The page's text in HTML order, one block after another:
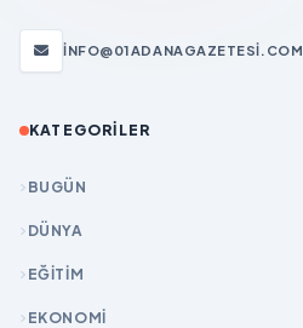
INFO@01ADANAGAZETESI.COM
KATEGORILER
BUGÜN
DÜNYA
EĞİTİM
EKONOMİ